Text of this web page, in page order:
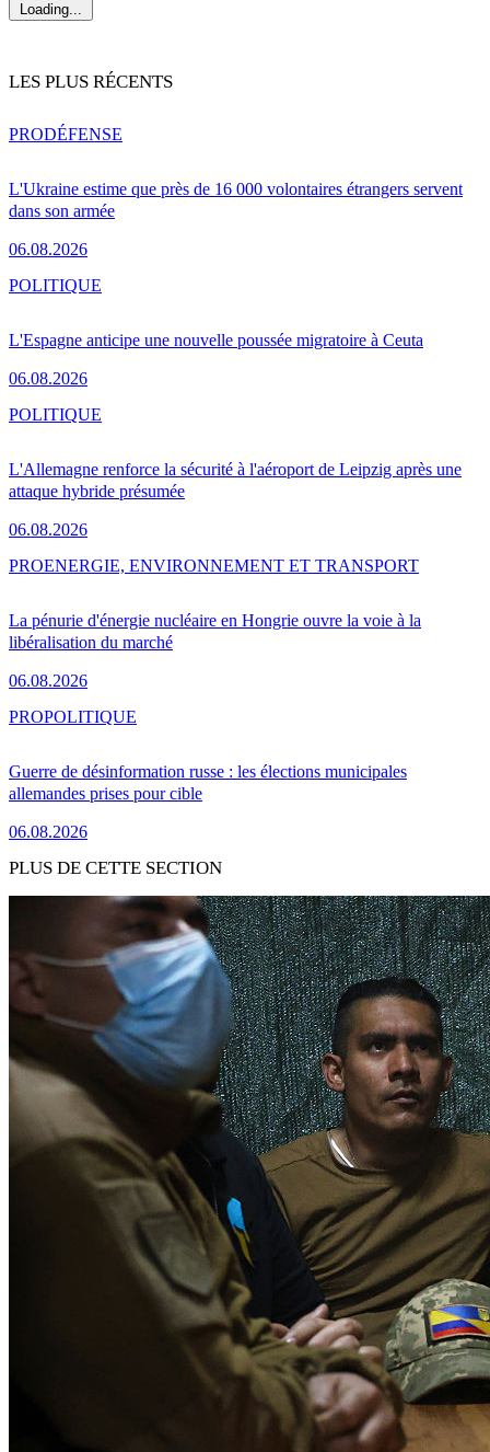
Loading...
LES PLUS RÉCENTS
L'Ukraine estime que près de 16 000 volontaires étrangers servent
dans son armée
06.08.2026
PRODÉFENSE
L'Espagne anticipe une nouvelle poussée migratoire à Ceuta
06.08.2026
POLITIQUE
L'Allemagne renforce la sécurité à l'aéroport de Leipzig après une
attaque hybride présumée
06.08.2026
POLITIQUE
La pénurie d'énergie nucléaire en Hongrie ouvre la voie à la
libéralisation du marché
06.08.2026
PROENERGIE, ENVIRONNEMENT ET TRANSPORT
Guerre de désinformation russe : les élections municipales
allemandes prises pour cible
06.08.2026
PROPOLITIQUE
PLUS DE CETTE SECTION